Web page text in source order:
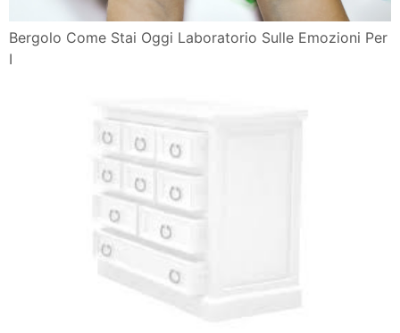
Bergolo Come Stai Oggi Laboratorio Sulle Emozioni Per
I